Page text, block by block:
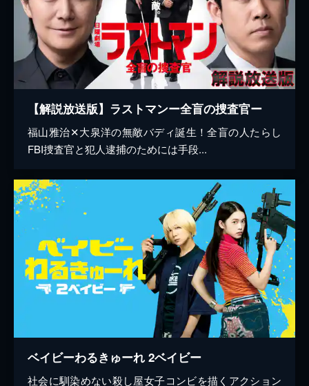
【解説放送版】ラストマンー全盲の捜査官ー
福山雅治✕大泉洋の無敵バディ誕生！全盲の人たらし
FBI捜査官と犯人逮捕のためには手段...
ベイビーわるきゅーれ 2ベイビー
社会に馴染めない殺し屋女子コンビを描くアクション